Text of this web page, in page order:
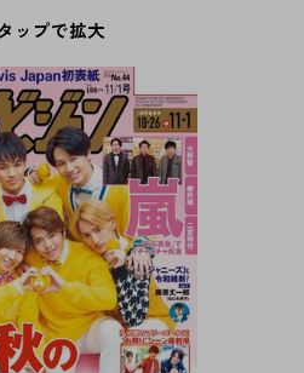
ップで拡大